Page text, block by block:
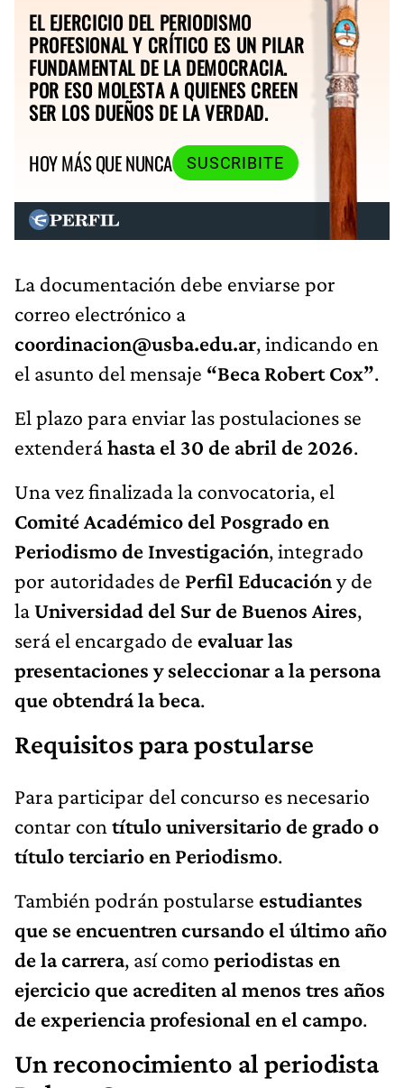
EL EJERCICIO DEL PERIODISMO
PROFESIONAL Y CRÍTICO ES UN PILAR
FUNDAMENTAL DE LA DEMOCRACIA.
POR ESO MOLESTA A QUIENES CREEN
SER LOS DUEÑOS DE LA VERDAD.
HOY MÁS QUE NUNCA
SUSCRIBITE
La documentación debe enviarse por
correo electrónico a
coordinacion@usba.edu.ar, indicando en
el asunto del mensaje “Beca Robert Cox”.
El plazo para enviar las postulaciones se
extenderáhasta el 30 de abril de 2026.
Una vez finalizada la convocatoria, el
Comité Académico del Posgrado en
Periodismo de Investigación, integrado
por autoridades de Perfil Educacióny de
laUniversidad del Sur de Buenos Aires,
será el encargado de evaluar las
presentaciones y seleccionar a la persona
que obtendrá la beca.
Requisitos para postularse
Para participar del concurso es necesario
contar con título universitario de grado o
título terciario en Periodismo.
También podrán postularse estudiantes
que se encuentren cursando el último año
de la carrera, así como periodistas en
ejercicio que acrediten al menos tres años
de experiencia profesional en el campo.
Un reconocimiento al periodista